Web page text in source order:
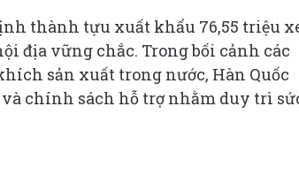
thành tựu xuất khẩu 76,55 triệu
địa vững chắc. Trong bối cảnh các
sản xuất trong nước, Hàn Quốc
chính sách hỗ trợ nhằm duy trì